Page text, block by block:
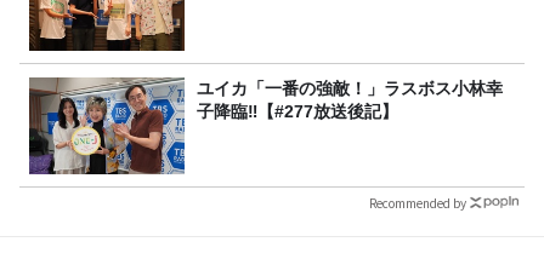
ユイカ「一番の強敵！」ラスボス小林幸
子降臨‼【#277放送後記】
Recommended by